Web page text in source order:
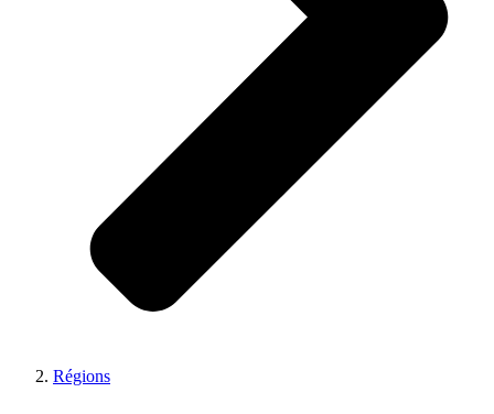
Régions